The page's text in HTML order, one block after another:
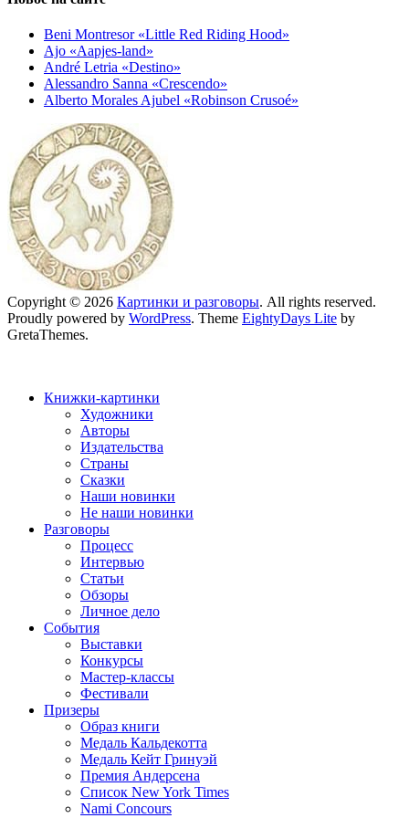
Beni Montresor «Little Red Riding Hood»
Ajo «Aapjes-land»
André Letria «Destino»
Alessandro Sanna «Crescendo»
Alberto Morales Ajubel «Robinson Crusoé»
Copyright © 2026 Картинки и разговоры. All rights reserved.
Proudly powered by WordPress. Theme EightyDays Lite by
GretaThemes.
Книжки-картинки
Художники
Авторы
Издательства
Страны
Сказки
Наши новинки
Не наши новинки
Разговоры
Процесс
Интервью
Статьи
Обзоры
Личное дело
События
Выставки
Конкурсы
Мастер-классы
Фестивали
Призеры
Образ книги
Медаль Кальдекотта
Медаль Кейт Гринуэй
Премия Андерсена
Список New York Times
Nami Concours